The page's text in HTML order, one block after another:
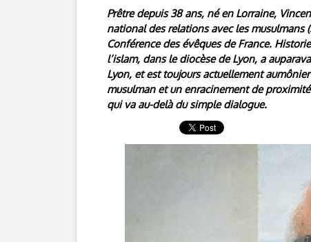
Prêtre depuis 38 ans, né en Lorraine,
national des relations avec les musulmans
Conférence des évêques de France.
l’islam, dans le diocèse de Lyon, a
Lyon, et est toujours actuellement
musulman et un enracinement de
qui va au-delà du simple dialogue.